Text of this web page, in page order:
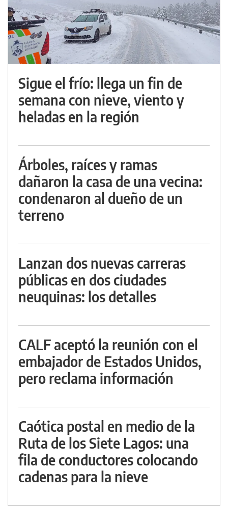
Sigue el frío: llega un fin de
semana con nieve, viento y
heladas en la región
Árboles, raíces y ramas
dañaron la casa de una vecina:
condenaron al dueño de un
terreno
Lanzan dos nuevas carreras
públicas en dos ciudades
neuquinas: los detalles
CALF aceptó la reunión con el
embajador de Estados Unidos,
pero reclama información
Caótica postal en medio de la
Ruta de los Siete Lagos: una
fila de conductores colocando
cadenas para la nieve